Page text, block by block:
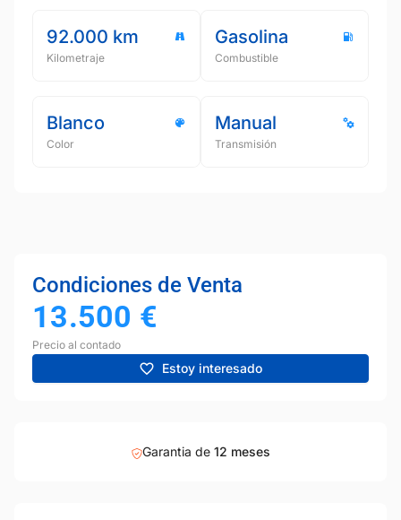
92.000 km
Kilometraje
Gasolina
Combustible
Blanco
Color
Manual
Transmisión
Condiciones de Venta
13.500 €
Precio al contado
Estoy interesado
Garantia de 12 meses